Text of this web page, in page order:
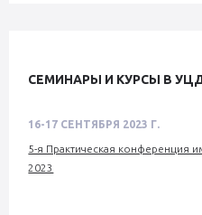
СЕМИНАРЫ И КУРСЫ В
16-17 СЕНТЯБРЯ 2023 Г.
5-я Практическая конференция
2023